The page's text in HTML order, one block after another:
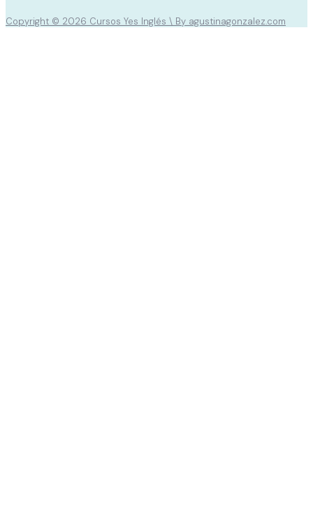
Copyright © 2026 Cursos Yes Inglés \ By agustinagonzalez.com